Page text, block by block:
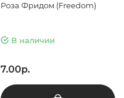
Роза Фридом (Freedom)
В наличии
7.00р.